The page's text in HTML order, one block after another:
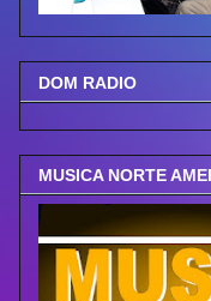
DOM RADIO
MUSICA NORTE